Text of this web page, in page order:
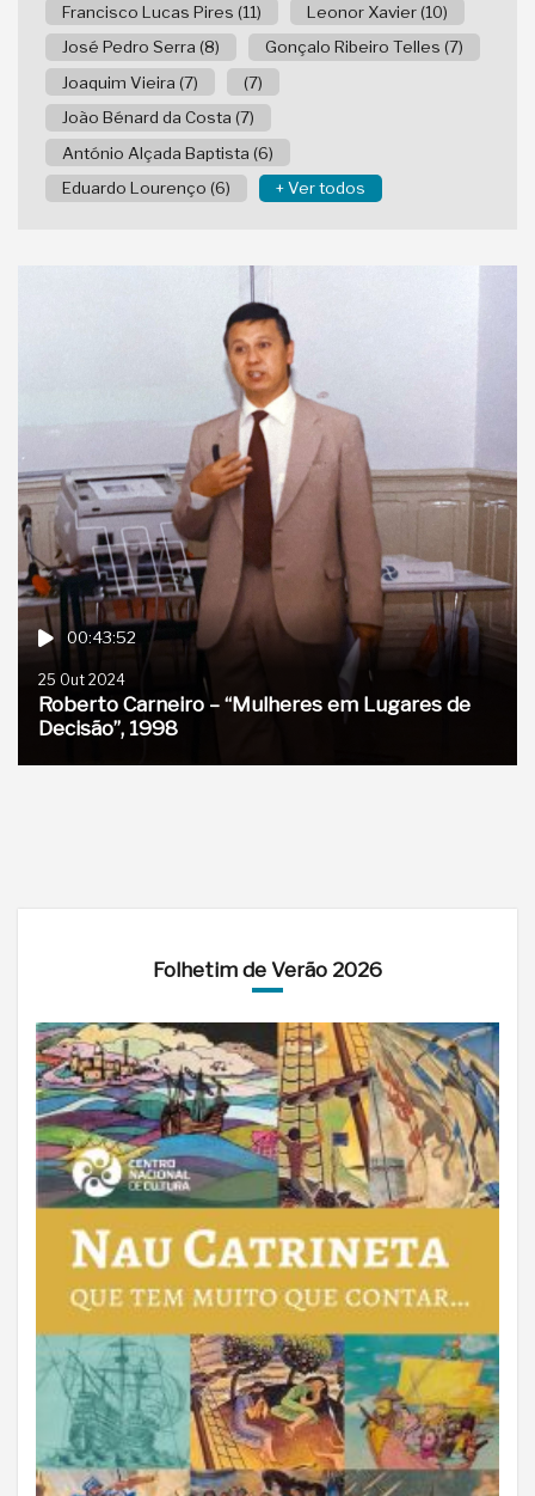
Francisco Lucas Pires (11)
Leonor Xavier (10)
José Pedro Serra (8)
Gonçalo Ribeiro Telles (7)
Joaquim Vieira (7)
(7)
João Bénard da Costa (7)
António Alçada Baptista (6)
Eduardo Lourenço (6)
+ Ver todos
00:43:52
25 Out 2024
Roberto Carneiro – “Mulheres em Lugares de
Decisão”, 1998
Folhetim de Verão 2026